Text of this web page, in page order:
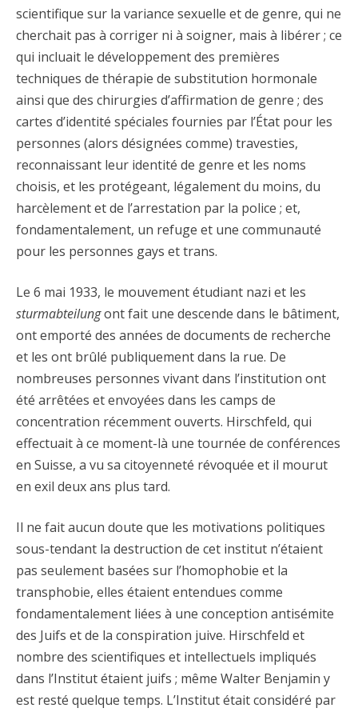
scientifique sur la variance sexuelle et de genre, qui ne
cherchait pas à corriger ni à soigner, mais à libérer ; ce
qui incluait le développement des premières
techniques de thérapie de substitution hormonale
ainsi que des chirurgies d’affirmation de genre ; des
cartes d’identité spéciales fournies par l’État pour les
personnes (alors désignées comme) travesties,
reconnaissant leur identité de genre et les noms
choisis, et les protégeant, légalement du moins, du
harcèlement et de l’arrestation par la police ; et,
fondamentalement, un refuge et une communauté
pour les personnes gays et trans.
Le 6 mai 1933, le mouvement étudiant nazi et les
sturmabteilungont fait une descende dans le bâtiment,
ont emporté des années de documents de recherche
et les ont brûlé publiquement dans la rue. De
nombreuses personnes vivant dans l’institution ont
été arrêtées et envoyées dans les camps de
concentration récemment ouverts. Hirschfeld, qui
effectuait à ce moment-là une tournée de conférences
en Suisse, a vu sa citoyenneté révoquée et il mourut
en exil deux ans plus tard.
Il ne fait aucun doute que les motivations politiques
sous-tendant la destruction de cet institut n’étaient
pas seulement basées sur l’homophobie et la
transphobie, elles étaient entendues comme
fondamentalement liées à une conception antisémite
des Juifs et de la conspiration juive. Hirschfeld et
nombre des scientifiques et intellectuels impliqués
dans l’Institut étaient juifs ; même Walter Benjamin y
est resté quelque temps. L’Institut était considéré par